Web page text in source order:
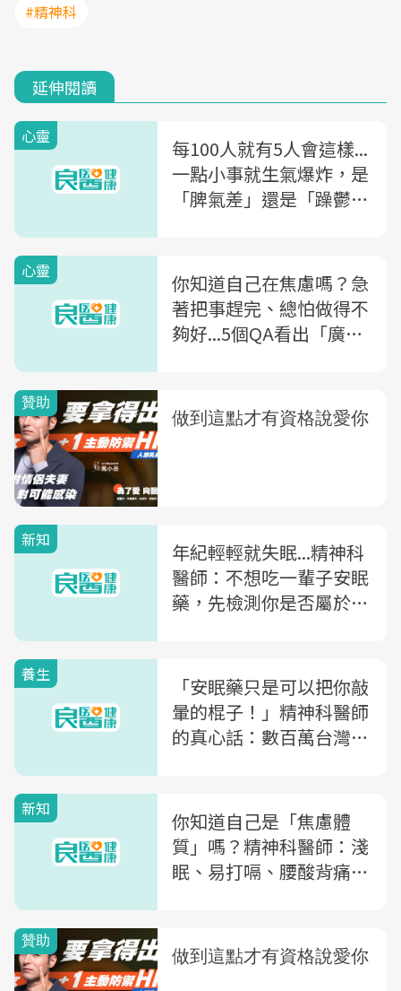
#精神科
延伸閱讀
心靈
每100人就有5人會這樣...
一點小事就生氣爆炸，是
「脾氣差」還是「躁鬱
心靈
你知道自己在焦慮嗎？急
著把事趕完、總怕做得不
夠好...5個QA看出「廣泛
新知
年紀輕輕就失眠...精神科
醫師：不想吃一輩子安眠
藥，先檢測你是否屬於
養生
「安眠藥只是可以把你敲
暈的棍子！」精神科醫師
的真心話：數百萬台灣人
新知
你知道自己是「焦慮體
質」嗎？精神科醫師：淺
眠、易打嗝、腰酸背痛...